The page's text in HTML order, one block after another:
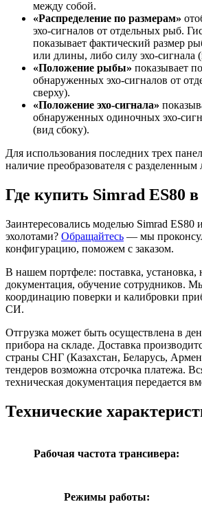
между собой.
«Распределение по размерам»
эхо-сигналов от отдельных рыб.
показывает фактический размер
или длины, либо силу эхо-сигнала
«Положение рыбы» показывает
обнаруженных эхо-сигналов от
сверху).
«Положение эхо-сигнала»
обнаруженных одиночных эхо-
(вид сбоку).
Для использования последних трех
наличие преобразователя с разделенным
Где купить Simrad ES80
Заинтересовались моделью Simrad ES80
эхолотами? Обращайтесь — мы
конфигурацию, поможем с заказом.
В нашем портфеле: поставка, установка,
документация, обучение сотрудников.
координацию поверки и калибровки
СИ.
Отгрузка может быть осуществлена в
прибора на складе. Доставка
страны СНГ (Казахстан, Беларусь,
тендеров возможна отсрочка платежа.
техническая документация передается
Технические
Рабочая частота трансивера:
Режимы работы: